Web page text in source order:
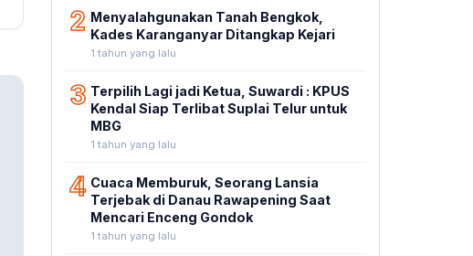
2 Menyalahgunakan Tanah Bengkok,
Kades Karanganyar Ditangkap Kejari
1 tahun yang lalu
3 Terpilih Lagi jadi Ketua, Suwardi : KPUS
Kendal Siap Terlibat Suplai Telur untuk
MBG
1 tahun yang lalu
4 Cuaca Memburuk, Seorang Lansia
Terjebak di Danau Rawapening Saat
Mencari Enceng Gondok
1 tahun yang lalu